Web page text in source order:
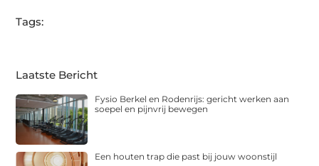
Tags:
Laatste Bericht
Fysio Berkel en Rodenrijs: gericht werken aan
soepel en pijnvrij bewegen
Een houten trap die past bij jouw woonstijl